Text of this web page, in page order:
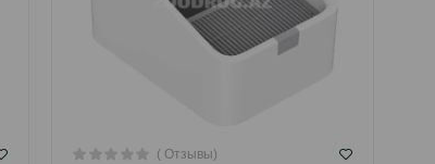
( Отзывы)